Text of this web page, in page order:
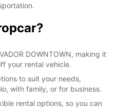
DOWNTOWN, making it
your rental vehicle.
to suit your needs,
with family, or for business.
rental options, so you can